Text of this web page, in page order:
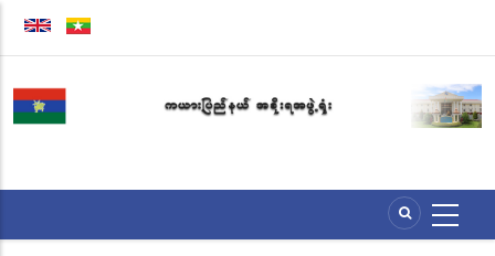
အဓိက
အကြောင်းအရာ
သွား
မည်